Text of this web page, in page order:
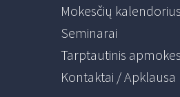
Mokesčių kalendorius
Seminarai
Tarptautinis
Kontaktai / Apklausa